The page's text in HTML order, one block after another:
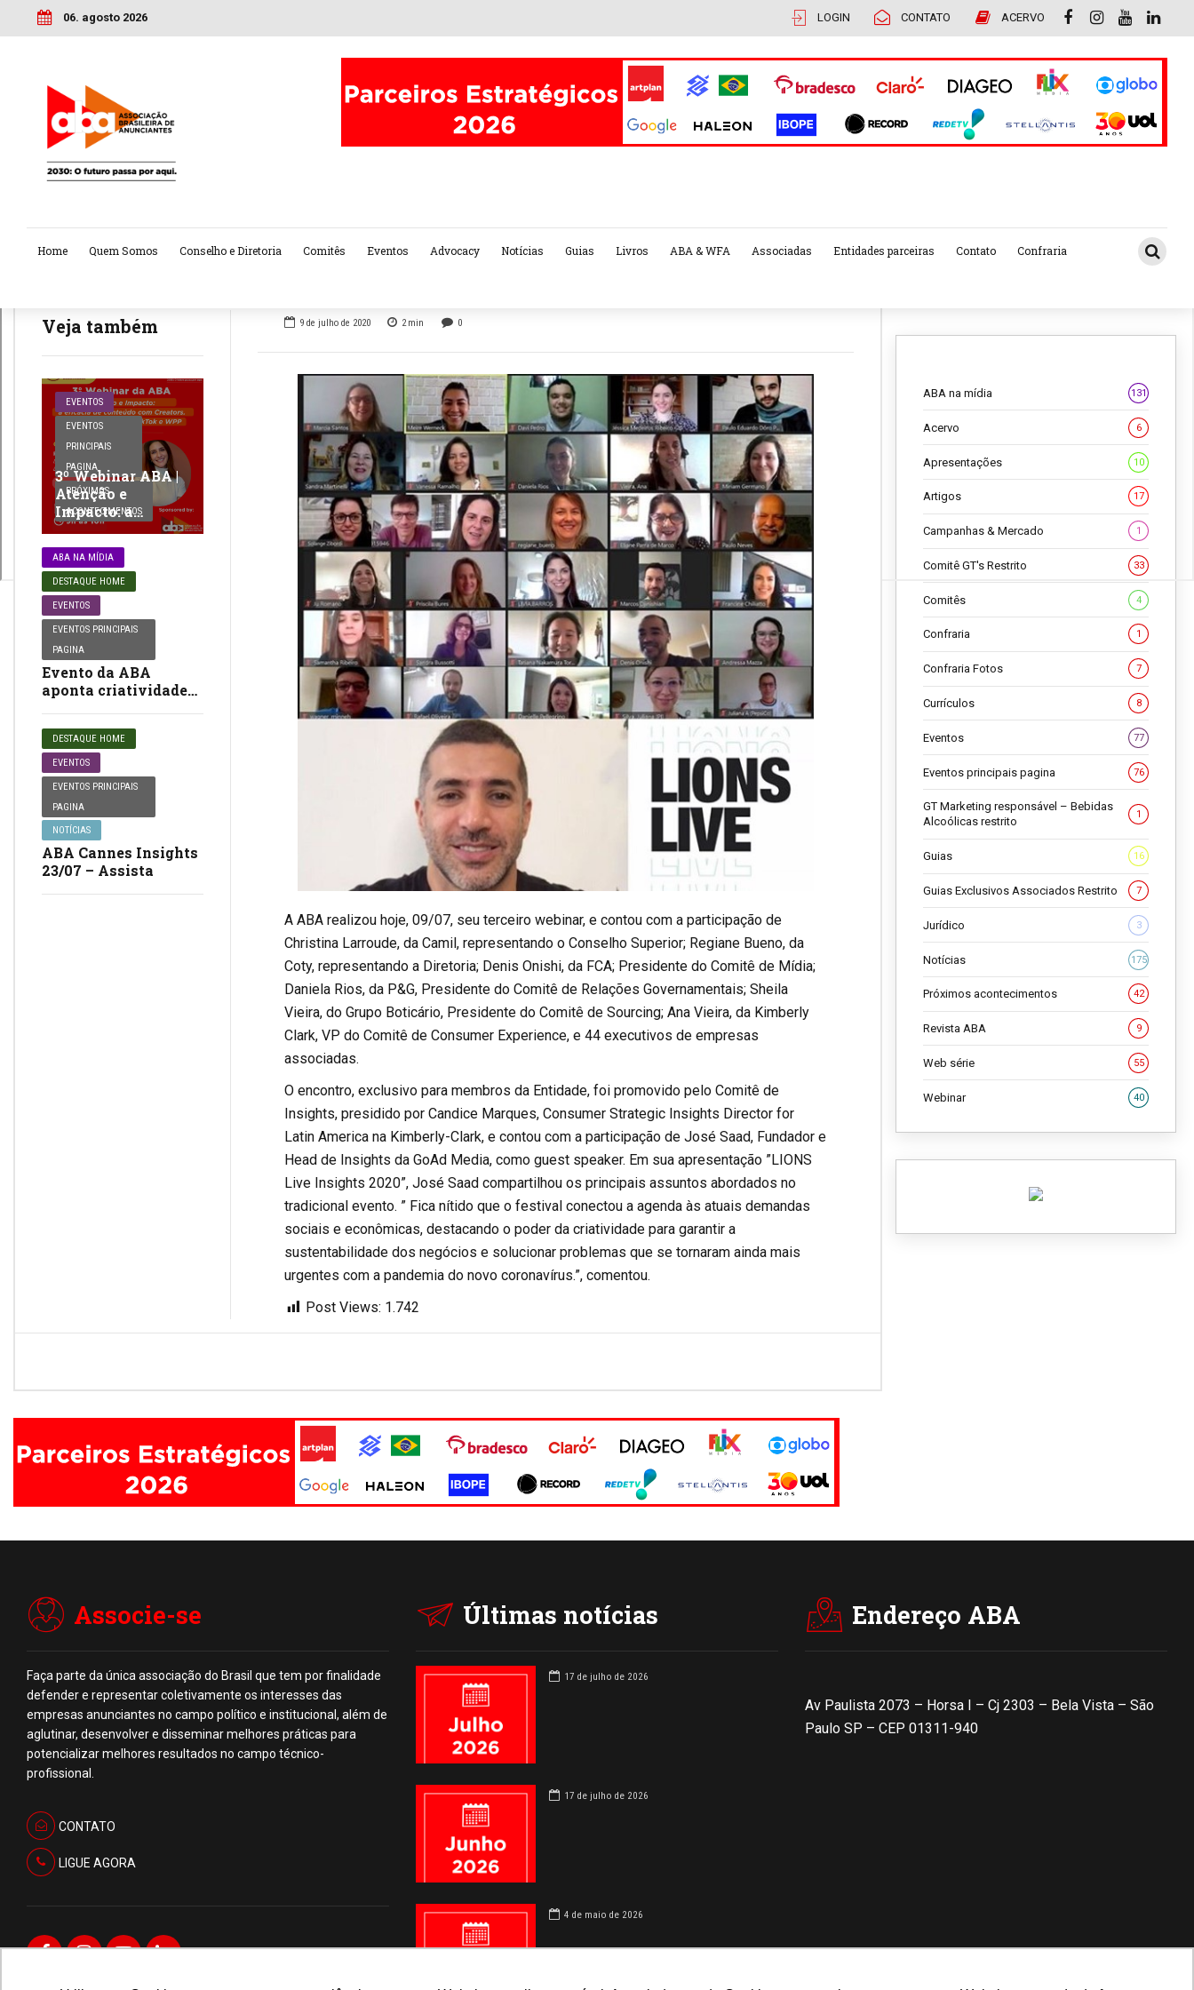
06. agosto 2026 LOGIN CONTATO ACERVO
Home Quem Somos Conselho e Diretoria Comitês Eventos Advocacy Notícias Guias Livros ABA & WFA Associadas Entidades parceiras Contato Confraria
Veja também
EVENTOS
EVENTOS
PRINCIPAIS
PAGINA
PRÓXIMOS
ACONTECIMENTOS
3º Webinar ABA |
Atenção e
Impacto: a
eficácia de
conteúdo com
Creators. Um
estudo System1,
TikTok e WPP
ABA NA MÍDIA
DESTAQUE HOME
EVENTOS
EVENTOS PRINCIPAIS
PAGINA
Evento da ABA
aponta criatividade
DESTAQUE HOME
EVENTOS
EVENTOS PRINCIPAIS
PAGINA
NOTÍCIAS
ABA Cannes Insights
23/07 – Assista
9 de julho de 2020 2min 0
A ABA realizou hoje, 09/07, seu terceiro webinar, e contou com a participação de
Christina Larroude, da Camil, representando o Conselho Superior; Regiane Bueno, da
Coty, representando a Diretoria; Denis Onishi, da FCA; Presidente do Comitê de Mídia;
Daniela Rios, da P&G, Presidente do Comitê de Relações Governamentais; Sheila
Vieira, do Grupo Boticário, Presidente do Comitê de Sourcing; Ana Vieira, da Kimberly
Clark, VP do Comitê de Consumer Experience, e 44 executivos de empresas
associadas.
O encontro, exclusivo para membros da Entidade, foi promovido pelo Comitê de
Insights, presidido por Candice Marques, Consumer Strategic Insights Director for
Latin America na Kimberly-Clark, e contou com a participação de José Saad, Fundador e
Head de Insights da GoAd Media, como guest speaker. Em sua apresentação ”LIONS
Live Insights 2020”, José Saad compartilhou os principais assuntos abordados no
tradicional evento. ” Fica nítido que o festival conectou a agenda às atuais demandas
sociais e econômicas, destacando o poder da criatividade para garantir a
sustentabilidade dos negócios e solucionar problemas que se tornaram ainda mais
urgentes com a pandemia do novo coronavírus.”, comentou.
Post Views: 1.742
ABA na mídia 131
Acervo 6
Apresentações 10
Artigos 17
Campanhas & Mercado 1
Comitê GT's Restrito 33
Comitês 4
Confraria 1
Confraria Fotos 7
Currículos 8
Eventos 77
Eventos principais pagina 76
GT Marketing responsável – Bebidas
Alcoólicas restrito
1
Guias 16
Guias Exclusivos Associados Restrito 7
Jurídico 3
Notícias 175
Próximos acontecimentos 42
Revista ABA 9
Web série 55
Webinar 40
Associe-se
Faça parte da única associação do Brasil que tem por finalidade
defender e representar coletivamente os interesses das
empresas anunciantes no campo político e institucional, além de
aglutinar, desenvolver e disseminar melhores práticas para
potencializar melhores resultados no campo técnico-
profissional.
CONTATO
LIGUE AGORA
Últimas notícias
17 de julho de 2026
17 de julho de 2026
4 de maio de 2026
Endereço ABA
Av Paulista 2073 – Horsa I – Cj 2303 – Bela Vista – São
Paulo SP – CEP 01311-940